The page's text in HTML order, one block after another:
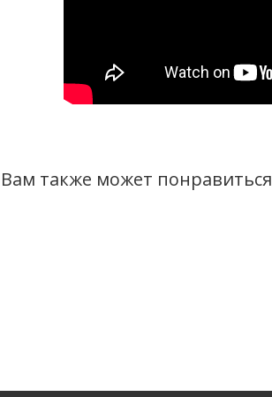
Вам также может понравиться